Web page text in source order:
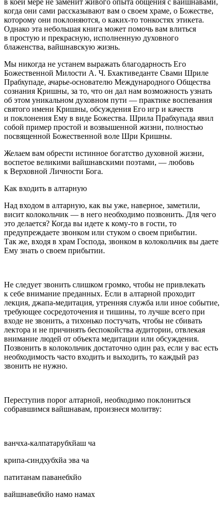
когда они сами рассказывают вам о своем храме, о Божестве,
которому они поклоняются, о каких-то тонкостях этикета.
Однако эта небольшая книга может помочь вам влиться
в простую и прекрасную, исполненную духовного
блаженства, вайшнавскую жизнь.
Мы никогда не устанем выражать благодарность Его
Божественной Милости А. Ч. Бхактиведанте Свами Шриле
Прабхупаде, ачарье-основателю Международного Общества
сознания Кришны, за то, что он дал нам возможность узнать
об этом уникальном духовном пути — практике воспевания
святого имени Кришны, обсуждения Его игр и качеств
и поклонения Ему в виде Божества. Шрила Прабхупада явил
собой пример простой и возвышенной жизни, полностью
посвященной Божественной воле Шри Кришны.
Желаем вам обрести истинное богатство духовной жизни,
воспетое великими вайшнавскими поэтами, — любовь
к Верховной Личности Бога.
Как входить в алтарную
Над входом в алтарную, как вы уже, наверное, заметили,
висит колокольчик — в него необходимо позвонить. Для чего
это делается? Когда вы идете к кому-то в гости, то
предупреждаете звонком или стуком о своем прибытии.
Так же, входя в храм Господа, звонком в колокольчик вы даете
Ему знать о своем прибытии.
Не следует звонить слишком громко, чтобы не привлекать
к себе внимание преданных. Если в алтарной проходит
лекция, джапа-медитация, утренняя служба или иное событие,
требующее сосредоточения и тишины, то лучше всего при
входе не звонить, а тихонько постучать, чтобы не сбивать
лектора и не причинять беспокойства аудитории, отвлекая
внимание людей от объекта медитации или обсуждения.
Позвонить в колокольчик достаточно один раз, если у вас есть
необходимость часто входить и выходить, то каждый раз
звонить не нужно.
Переступив порог алтарной, необходимо поклониться
собравшимся вайшнавам, произнеся молитву:
ванчха-калпатарубхйаш ча
крипа-синдхубхйа эва ча
патитанам паванебхйо
вайшнавебхйо намо намах